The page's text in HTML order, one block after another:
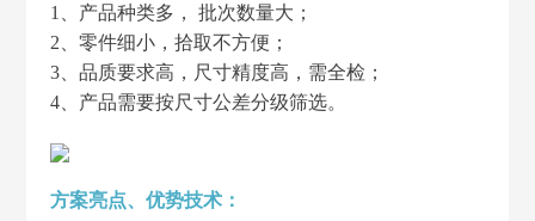
1、产品种类多， 批次数量大；
2、零件细小，拾取不方便；
3、品质要求高，尺寸精度高，需全检；
4、产品需要按尺寸公差分级筛选。
方案亮点、优势技术：